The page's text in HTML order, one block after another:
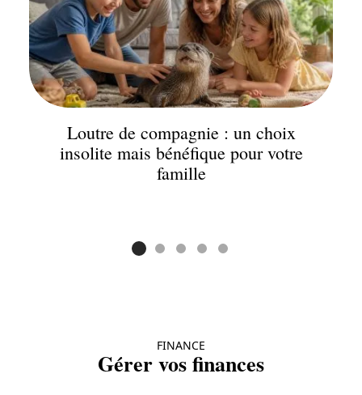
Loutre de compagnie : un choix
insolite mais bénéfique pour votre
famille
FINANCE
Gérer vos finances